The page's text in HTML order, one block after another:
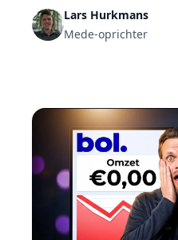
een second-price-veiling
je maximum. Daarom
advertenties zowel
Lars Hurkmans
Mede-oprichter